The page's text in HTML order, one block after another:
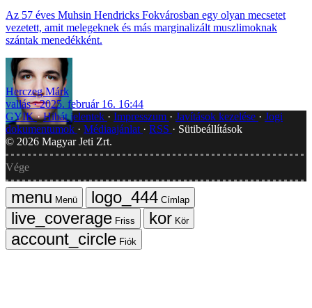
Az 57 éves Muhsin Hendricks Fokvárosban egy olyan mecsetet
vezetett, amit melegeknek és más marginalizált muszlimoknak
szántak menedékként.
Herczeg Márk
vallás
2025. február 16. 16:44
GYIK Hibát jelentek Impresszum Javítások kezelése
Jogi
dokumentumok
Médiaajánlat RSS
Sütibeállítások
© 2026 Magyar Jeti Zrt.
Vége
Menü
Címlap
Friss
Kör
Fiók